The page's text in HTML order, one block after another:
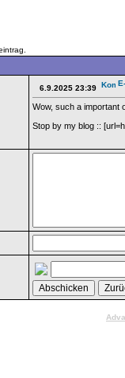
6.9.2025 23:39
Wow, such a important
Stop by my blog ::